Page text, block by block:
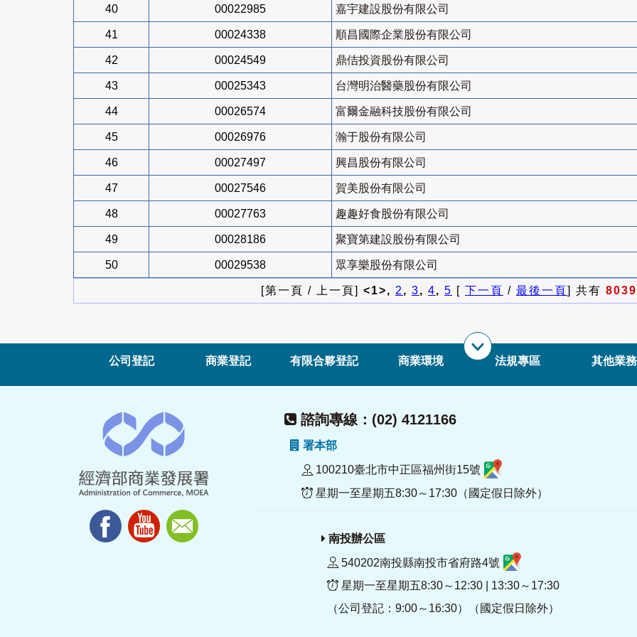
40 00022985 嘉宇建設股份有限公司
41 00024338 順昌國際企業股份有限公司
42 00024549 鼎佶投資股份有限公司
43 00025343 台灣明治醫藥股份有限公司
44 00026574 富爾金融科技股份有限公司
45 00026976 瀚于股份有限公司
46 00027497 興昌股份有限公司
47 00027546 賀美股份有限公司
48 00027763 趣趣好食股份有限公司
49 00028186 聚寶第建設股份有限公司
50 00029538 眾享樂股份有限公司
[第一頁 / 上一頁] <1>, 2, 3, 4, 5 [ 下一頁 / 最後一頁] 共有 8039
公司登記 商業登記 有限合夥登記 商業環境 法規專區 其他業務
諮詢專線：(02) 4121166
署本部
100210臺北市中正區福州街15號
星期一至星期五8:30～17:30（國定假日除外）
南投辦公區
540202南投縣南投市省府路4號
星期一至星期五8:30～12:30 | 13:30～17:30
（公司登記：9:00～16:30）（國定假日除外）